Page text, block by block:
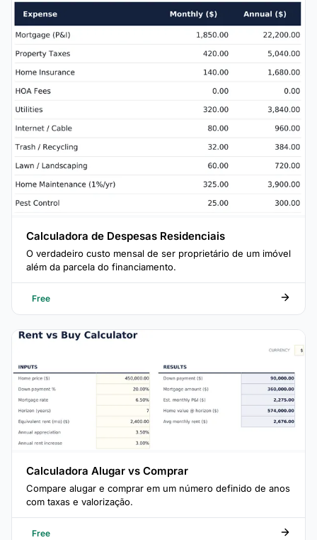
Calculadora de Despesas Residenciais
O verdadeiro custo mensal de ser proprietário de um imóvel
além da parcela do financiamento.
Free
Calculadora Alugar vs Comprar
Compare alugar e comprar em um número definido de anos
com taxas e valorização.
Free